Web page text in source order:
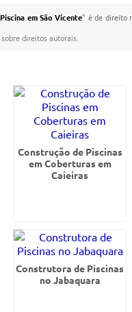
em São Vicente" é de direito
sobre direitos autorais
Construção de Piscinas
em Coberturas em
Caieiras
Construtora de Piscinas
no Jabaquara